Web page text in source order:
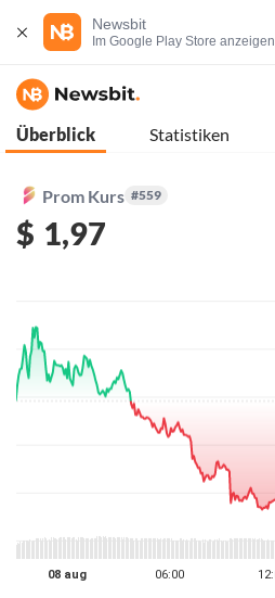
Newsbit
Im Google Play Store anzeigen
Überblick Statistiken
Prom Kurs #559
$ 1,97